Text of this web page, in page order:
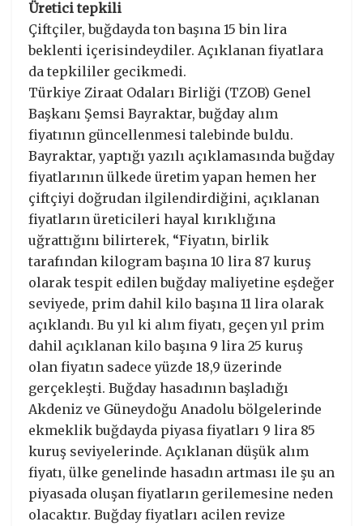
Üretici tepkili
Çiftçiler, buğdayda ton başına 15 bin lira
beklenti içerisindeydiler. Açıklanan fiyatlara
da tepkililer gecikmedi.
Türkiye Ziraat Odaları Birliği (TZOB) Genel
Başkanı Şemsi Bayraktar, buğday alım
fiyatının güncellenmesi talebinde buldu.
Bayraktar, yaptığı yazılı açıklamasında buğday
fiyatlarının ülkede üretim yapan hemen her
çiftçiyi doğrudan ilgilendirdiğini, açıklanan
fiyatların üreticileri hayal kırıklığına
uğrattığını bilirterek, “Fiyatın, birlik
tarafından kilogram başına 10 lira 87 kuruş
olarak tespit edilen buğday maliyetine eşdeğer
seviyede, prim dahil kilo başına 11 lira olarak
açıklandı. Bu yıl ki alım fiyatı, geçen yıl prim
dahil açıklanan kilo başına 9 lira 25 kuruş
olan fiyatın sadece yüzde 18,9 üzerinde
gerçekleşti. Buğday hasadının başladığı
Akdeniz ve Güneydoğu Anadolu bölgelerinde
ekmeklik buğdayda piyasa fiyatları 9 lira 85
kuruş seviyelerinde. Açıklanan düşük alım
fiyatı, ülke genelinde hasadın artması ile şu an
piyasada oluşan fiyatların gerilemesine neden
olacaktır. Buğday fiyatları acilen revize